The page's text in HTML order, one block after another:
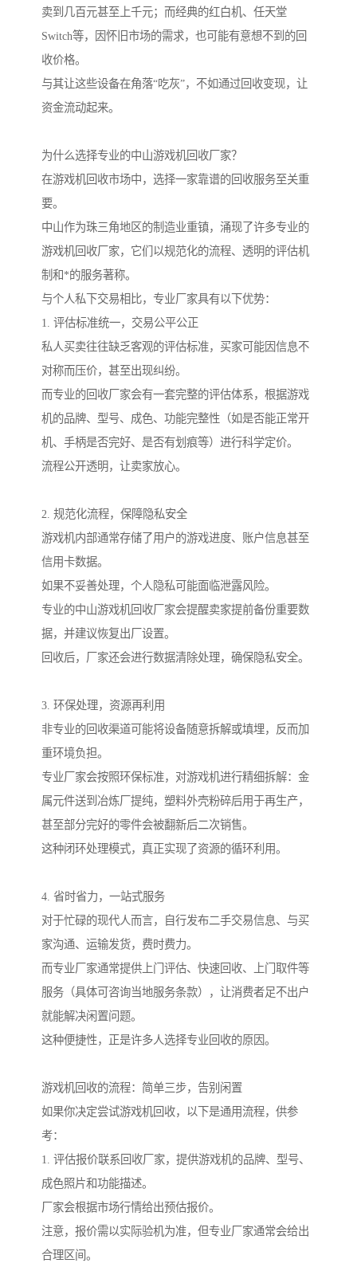
卖到几百元甚至上千元；而经典的红白机、任天堂
Switch等，因怀旧市场的需求，也可能有意想不到的回
收价格。
与其让这些设备在角落“吃灰”，不如通过回收变现，让
资金流动起来。
为什么选择专业的中山游戏机回收厂家？
在游戏机回收市场中，选择一家靠谱的回收服务至关重
要。
中山作为珠三角地区的制造业重镇，涌现了许多专业的
游戏机回收厂家，它们以规范化的流程、透明的评估机
制和*的服务著称。
与个人私下交易相比，专业厂家具有以下优势：
1. 评估标准统一，交易公平公正
私人买卖往往缺乏客观的评估标准，买家可能因信息不
对称而压价，甚至出现纠纷。
而专业的回收厂家会有一套完整的评估体系，根据游戏
机的品牌、型号、成色、功能完整性（如是否能正常开
机、手柄是否完好、是否有划痕等）进行科学定价。
流程公开透明，让卖家放心。
2. 规范化流程，保障隐私安全
游戏机内部通常存储了用户的游戏进度、账户信息甚至
信用卡数据。
如果不妥善处理，个人隐私可能面临泄露风险。
专业的中山游戏机回收厂家会提醒卖家提前备份重要数
据，并建议恢复出厂设置。
回收后，厂家还会进行数据清除处理，确保隐私安全。
3. 环保处理，资源再利用
非专业的回收渠道可能将设备随意拆解或填埋，反而加
重环境负担。
专业厂家会按照环保标准，对游戏机进行精细拆解：金
属元件送到冶炼厂提纯，塑料外壳粉碎后用于再生产，
甚至部分完好的零件会被翻新后二次销售。
这种闭环处理模式，真正实现了资源的循环利用。
4. 省时省力，一站式服务
对于忙碌的现代人而言，自行发布二手交易信息、与买
家沟通、运输发货，费时费力。
而专业厂家通常提供上门评估、快速回收、上门取件等
服务（具体可咨询当地服务条款），让消费者足不出户
就能解决闲置问题。
这种便捷性，正是许多人选择专业回收的原因。
游戏机回收的流程：简单三步，告别闲置
如果你决定尝试游戏机回收，以下是通用流程，供参
考：
1. 评估报价联系回收厂家，提供游戏机的品牌、型号、
成色照片和功能描述。
厂家会根据市场行情给出预估报价。
注意，报价需以实际验机为准，但专业厂家通常会给出
合理区间。